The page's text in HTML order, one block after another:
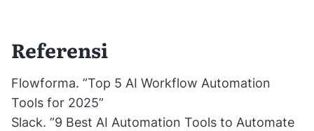
Referensi
Flowforma. ”Top 5 AI Workflow Automation
Tools for 2025”
Slack. ”9 Best AI Automation Tools to Automate